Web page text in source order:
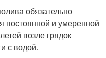
обязательно
постоянной и умеренной
возле грядок
с водой.